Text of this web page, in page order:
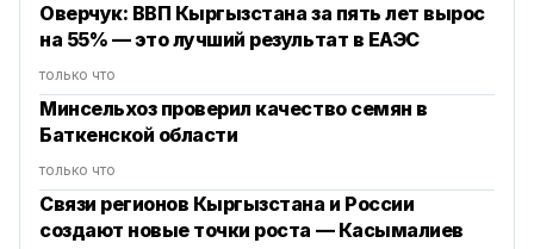
Оверчук: ВВП Кыргызстана за пять лет вырос
на 55% — это лучший результат в ЕАЭС
только что
Минсельхоз проверил качество семян в
Баткенской области
только что
Связи регионов Кыргызстана и России
создают новые точки роста — Касымалиев